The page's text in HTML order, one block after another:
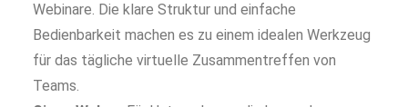
Webinare. Die klare Struktur und einfache
Bedienbarkeit machen es zu einem idealen Werkzeug
für das tägliche virtuelle Zusammentreffen von
Teams.